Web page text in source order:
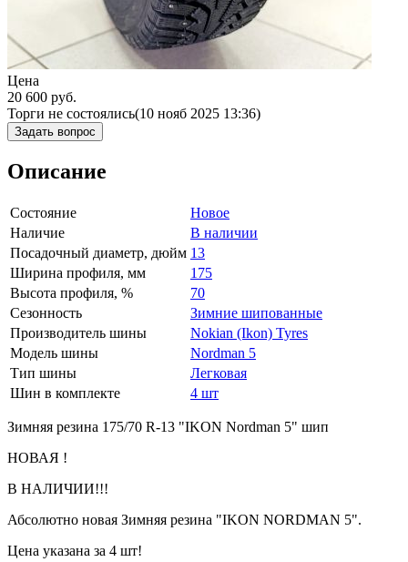
Цена
20 600 руб.
Торги не состоялись(10 нояб 2025 13:36)
Задать вопрос
Описание
Состояние
Новое
Наличие
В наличии
Посадочный диаметр, дюйм 13
Ширина профиля, мм
175
Высота профиля, %
70
Сезонность
Зимние шипованные
Производитель шины
Nokian (Ikon) Tyres
Модель шины
Nordman 5
Тип шины
Легковая
Шин в комплекте
4 шт
Зимняя резина 175/70 R-13 "IKON Nordman 5" шип
НОВАЯ !
В НАЛИЧИИ!!!
Абсолютно новая Зимняя резина "IKON NORDMAN 5".
Цена указана за 4 шт!